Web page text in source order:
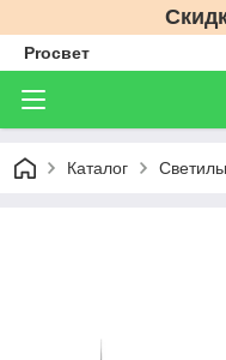
Proсвет
Каталог